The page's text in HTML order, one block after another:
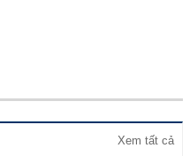
Xem tất cả